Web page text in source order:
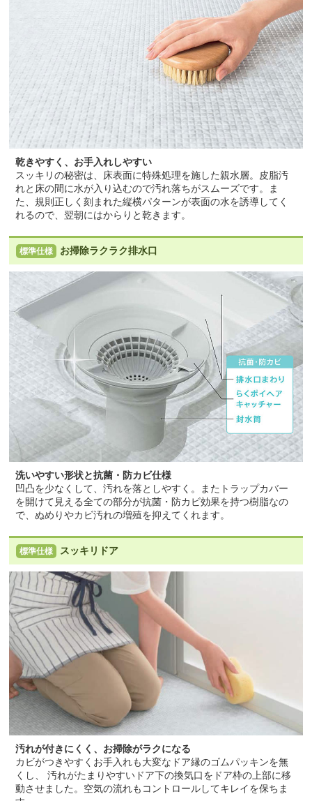
乾きやすく、お手入れしやすい
スッキリの秘密は、床表面に特殊処理を施した親水層。皮脂汚
れと床の間に水が入り込むので汚れ落ちがスムーズです。ま
た、規則正しく刻まれた縦横パターンが表面の水を誘導してく
れるので、翌朝にはからりと乾きます。
標準仕様 お掃除ラクラク排水口
洗いやすい形状と抗菌・防カビ仕様
凹凸を少なくして、汚れを落としやすく。またトラップカバー
を開けて見える全ての部分が抗菌・防カビ効果を持つ樹脂なの
で、ぬめりやカビ汚れの増殖を抑えてくれます。
標準仕様 スッキリドア
汚れが付きにくく、お掃除がラクになる
カビがつきやすくお手入れも大変なドア縁のゴムパッキンを無
くし、 汚れがたまりやすいドア下の換気口をドア枠の上部に移
動させました。空気の流れもコントロールしてキレイを保ちま